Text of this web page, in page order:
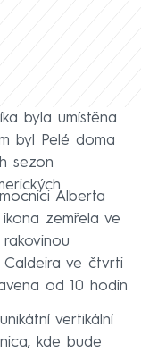
byla umístěna
byl Pelé doma
sezon
Alberta
zemřela ve
ve čtvrti
od 10 hodin
vertikální
kde bude